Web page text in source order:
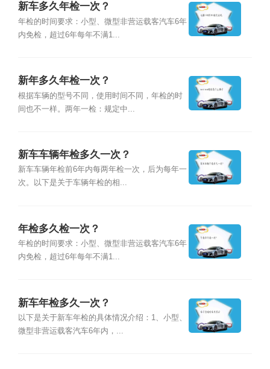
新车多久年检一次？
年检的时间要求：小型、微型非营运载客汽车6年
内免检，超过6年每年不满1...
新年多久年检一次？
根据车辆的型号不同，使用时间不同，年检的时
间也不一样。两年一检：规定中...
新车车辆年检多久一次？
新车车辆年检前6年内每两年检一次，后为每年一
次。以下是关于车辆年检的相...
年检多久检一次？
年检的时间要求：小型、微型非营运载客汽车6年
内免检，超过6年每年不满1...
新车年检多久一次？
以下是关于新车年检的具体情况介绍：1、小型、
微型非营运载客汽车6年内，...